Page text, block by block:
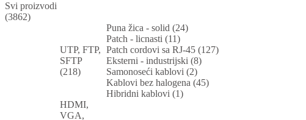
Svi proizvodi
(3862)
UTP, FTP,
SFTP
(218)
Puna žica - solid (24)
Patch - licnasti (11)
Patch cordovi sa RJ-45 (127)
Eksterni - industrijski (8)
Samonoseći kablovi (2)
Kablovi bez halogena (45)
Hibridni kablovi (1)
HDMI,
VGA,